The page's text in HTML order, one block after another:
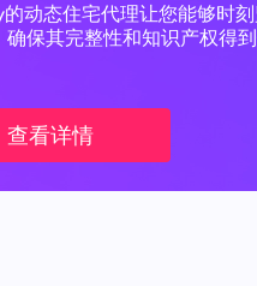
的动态住宅代理让您能够时
保其完整性和知识产权得到
查看详情